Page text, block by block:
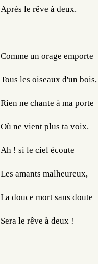
Après le rêve à deux.
Comme un orage emporte
Tous les oiseaux d'un bois,
Rien ne chante à ma porte
Où ne vient plus ta voix.
Ah ! si le ciel écoute
Les amants malheureux,
La douce mort sans doute
Sera le rêve à deux !